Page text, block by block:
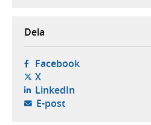
Dela
Facebook- öppnas i ny
X- öppnas i ny flik, extern
LinkedIn- öppnas i ny
E-post- öppnar din e-